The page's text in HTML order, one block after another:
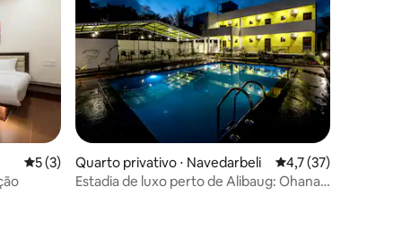
5 de uma avaliação média de 5, 3 avaliações
5 (3)
Quarto privativo ⋅ Navedarbeli 4,7 de uma
4,7 (37)
Estadia de luxo perto de Alibaug: Ohana